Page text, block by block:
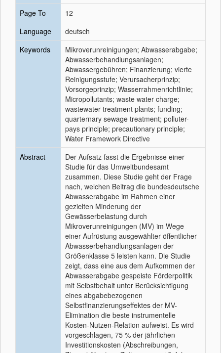
Page To
12
Language
deutsch
Keywords
Mikroverunreinigungen; Abwasserabgabe;
Abwasserbehandlungsanlagen;
Abwassergebühren; Finanzierung; vierte
Reinigungsstufe; Verursacherprinzip;
Vorsorgeprinzip; Wasserrahmenrichtlinie;
Micropollutants; waste water charge;
wastewater treatment plants; funding;
quarternary sewage treatment; polluter-
pays principle; precautionary principle;
Water Framework Directive
Abstract
Der Aufsatz fasst die Ergebnisse einer
Studie für das Umweltbundesamt
zusammen. Diese Studie geht der Frage
nach, welchen Beitrag die bundesdeutsche
Abwasserabgabe im Rahmen einer
gezielten Minderung der
Gewässerbelastung durch
Mikroverunreinigungen (MV) im Wege
einer Aufrüstung ausgewählter öffentlicher
Abwasserbehandlungsanlagen der
Größenklasse 5 leisten kann. Die Studie
zeigt, dass eine aus dem Aufkommen der
Abwasserabgabe gespeiste Förderpolitik
mit Selbstbehalt unter Berücksichtigung
eines abgabebezogenen
Selbstfinanzierungseffektes der MV-
Elimination die beste instrumentelle
Kosten-Nutzen-Relation aufweist. Es wird
vorgeschlagen, 75 % der jährlichen
Investitionskosten (Abschreibungen,